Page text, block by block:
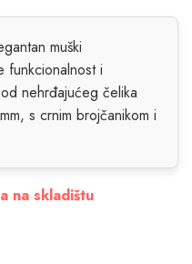
muški
funkcionalnost i
nehrđajućeg čelika
s crnim brojčanikom i
na skladištu